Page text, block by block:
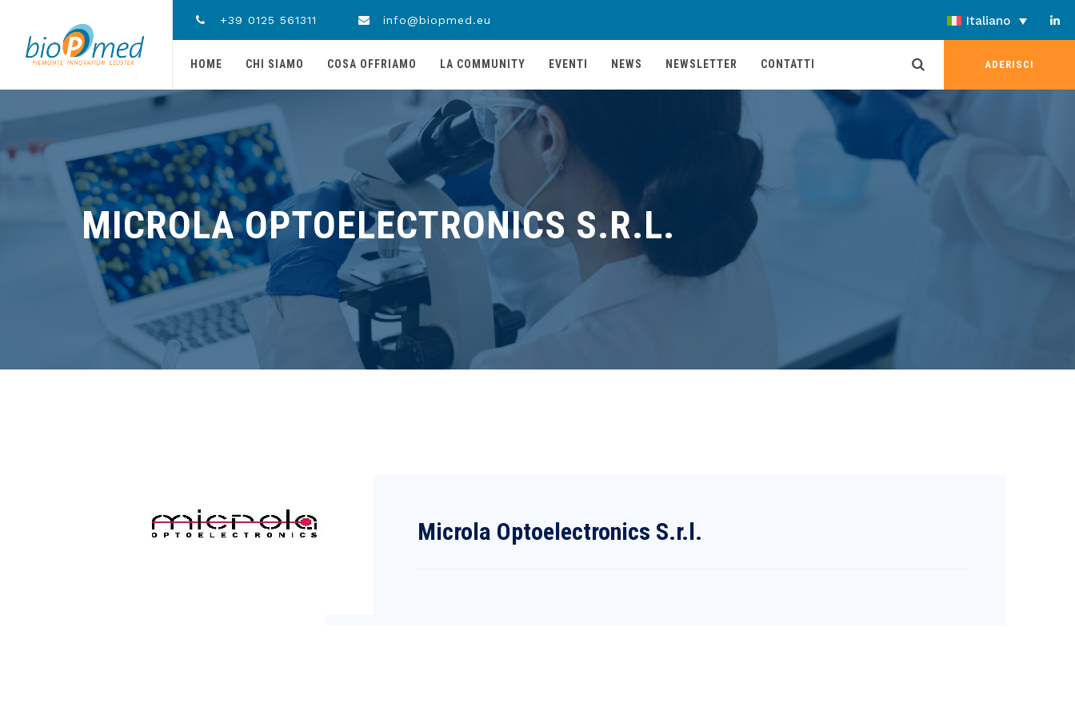
+39 0125 561311 info@biopmed.eu Italiano
ADERISCI
HOME CHI SIAMO COSA OFFRIAMO LA COMMUNITY EVENTI NEWS NEWSLETTER CONTATTI
MICROLA OPTOELECTRONICS S.R.L.
Microla Optoelectronics S.r.l.